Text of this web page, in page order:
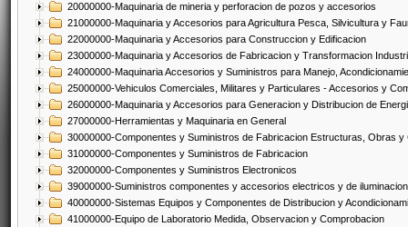
20000000-Maquinaria de mineria y perforacion de pozos y accesorios
21000000-Maquinaria y Accesorios para Agricultura Pesca, Silvicultura y
22000000-Maquinaria y Accesorios para Construccion y Edificacion
23000000-Maquinaria y Accesorios de Fabricacion y Transformacion
24000000-Maquinaria Accesorios y Suministros para Manejo,
25000000-Vehiculos Comerciales, Militares y Particulares - Accesorios y
26000000-Maquinaria y Accesorios para Generacion y Distribucion de
27000000-Herramientas y Maquinaria en General
30000000-Componentes y Suministros de Fabricacion Estructuras, Obras
31000000-Componentes y Suministros de Fabricacion
32000000-Componentes y Suministros Electronicos
39000000-Suministros componentes y accesorios electricos y de iluminacion
40000000-Sistemas Equipos y Componentes de Distribucion y
41000000-Equipo de Laboratorio Medida, Observacion y Comprobacion